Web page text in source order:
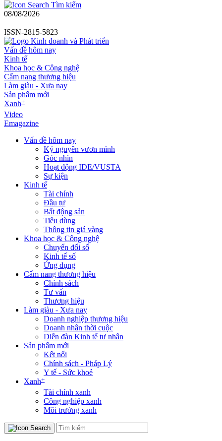
Tìm kiếm
08/08/2026
ISSN-2815-5823
Vấn đề hôm nay
Kinh tế
Khoa học & Công nghệ
Cẩm nang thương hiệu
Làm giàu - Xưa nay
Sản phẩm mới
Xanh+
Video
Emagazine
Vấn đề hôm nay
Kỷ nguyên vươn mình
Góc nhìn
Hoạt động IDE/VUSTA
Sự kiện
Kinh tế
Tài chính
Đầu tư
Bất động sản
Tiêu dùng
Thông tin giá vàng
Khoa học & Công nghệ
Chuyển đổi số
Kinh tế số
Ứng dụng
Cẩm nang thương hiệu
Chính sách
Tư vấn
Thương hiệu
Làm giàu - Xưa nay
Doanh nghiệp thương hiệu
Doanh nhân thời cuộc
Diễn đàn Kinh tế tư nhân
Sản phẩm mới
Kết nối
Chính sách - Pháp Lý
Y tế - Sức khoẻ
Xanh+
Tài chính xanh
Công nghiệp xanh
Môi trường xanh